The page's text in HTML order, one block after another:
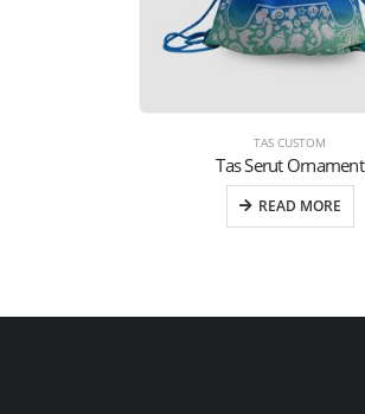
TAS CUSTOM
Tas Serut Ornament
READ MORE